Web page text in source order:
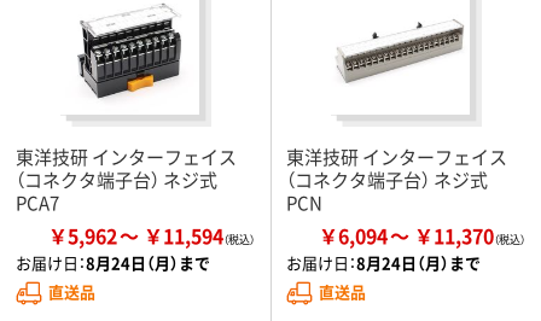
東洋技研 インターフェイス
（コネクタ端子台） ネジ式
PCA7
￥5,962 ￥11,594
お届け日：8月24日（月）まで
直送品
東洋技研 インターフェイス
（コネクタ端子台） ネジ式
PCN
￥6,094 ￥11,370
お届け日：8月24日（月）まで
直送品